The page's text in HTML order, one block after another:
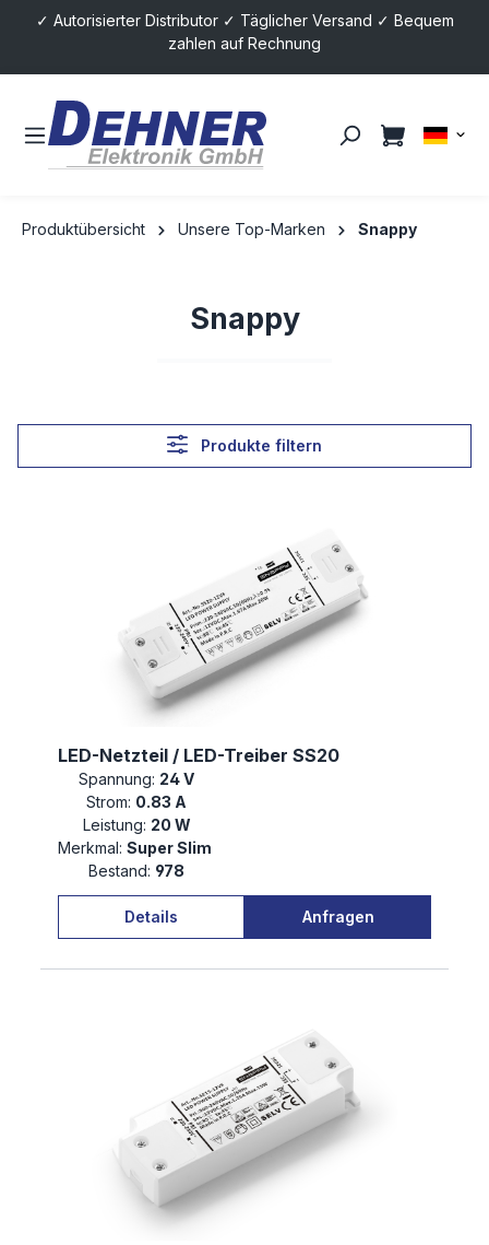
springen
✓ Autorisierter Distributor ✓ Täglicher Versand ✓ Bequem
zahlen auf Rechnung
Produktübersicht Unsere Top-Marken Snappy
Snappy
Produkte filtern
LED-Netzteil / LED-Treiber SS20
Spannung: 24 V
Strom: 0.83 A
Leistung: 20 W
Merkmal: Super Slim
Bestand: 978
Details Anfragen